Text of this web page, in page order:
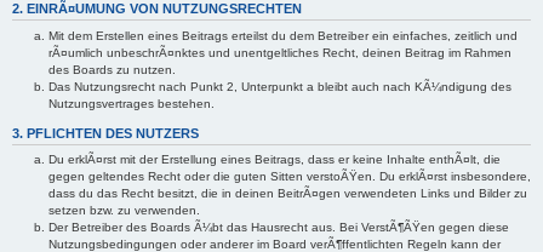
2. EINRÃ¤UMUNG VON NUTZUNGSRECHTEN
Mit dem Erstellen eines Beitrags erteilst du dem Betreiber ein einfaches, zeitlich und
rÃ¤umlich unbeschrÃ¤nktes und unentgeltliches Recht, deinen Beitrag im Rahmen
des Boards zu nutzen.
Das Nutzungsrecht nach Punkt 2, Unterpunkt a bleibt auch nach KÃ¼ndigung des
Nutzungsvertrages bestehen.
3. PFLICHTEN DES NUTZERS
Du erklÃ¤rst mit der Erstellung eines Beitrags, dass er keine Inhalte enthÃ¤lt, die
gegen geltendes Recht oder die guten Sitten verstoÃŸen. Du erklÃ¤rst insbesondere,
dass du das Recht besitzt, die in deinen BeitrÃ¤gen verwendeten Links und Bilder zu
setzen bzw. zu verwenden.
Der Betreiber des Boards Ã¼bt das Hausrecht aus. Bei VerstÃ¶ÃŸen gegen diese
Nutzungsbedingungen oder anderer im Board verÃ¶ffentlichten Regeln kann der